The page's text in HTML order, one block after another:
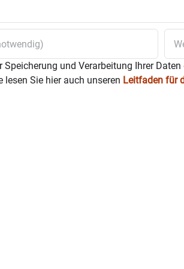
und Verarbeitung Ihrer
lesen Sie hier auch unseren Leitfaden für